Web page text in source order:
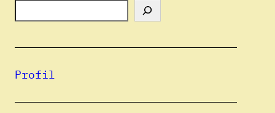
Profil
Frieder Schuller, geboren 1942 in Katzendorf